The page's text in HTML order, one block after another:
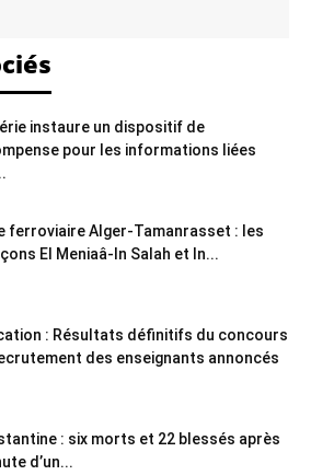
instaure un dispositif de
pour les informations liées
ferroviaire Alger-Tamanrasset : les
El Meniaâ-In Salah et In...
: Résultats définitifs du concours
des enseignants annoncés
: six morts et 22 blessés après
d’un...